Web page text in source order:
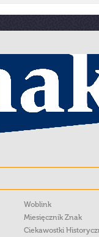
Woblink
Miesięcznik Znak
Ciekawostki